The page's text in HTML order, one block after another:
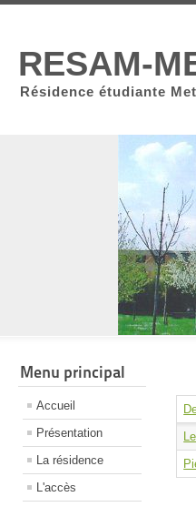
RESAM-
Résidence étudiante
Menu principal
Accueil
Présentation
La résidence
L'accès